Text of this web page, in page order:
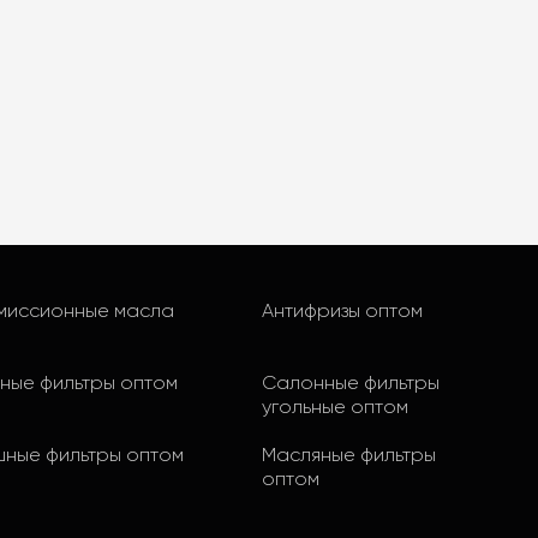
масла
Антифризы оптом
фильтры оптом
Салонные фильтры
угольные оптом
фильтры оптом
Масляные фильтры
оптом